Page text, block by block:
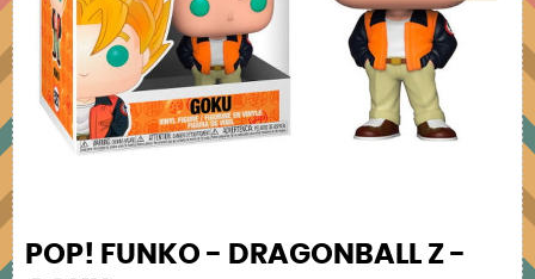
POP! FUNKO - DRAGONBALL Z -